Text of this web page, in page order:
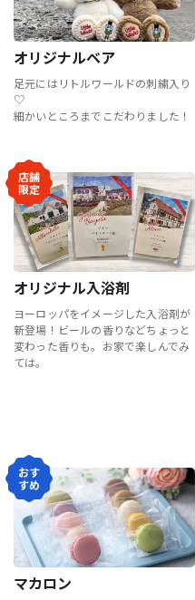
オリジナルベア
足元にはリトルワールドの刺繍入り
♡
細かいところまでこだわりました！
店舗
限定
オリジナル入浴剤
ヨーロッパをイメージした入浴剤が
新登場！ビールの香りなどちょっと
変わった香りも。お家で楽しんでみ
ては。
おす
すめ
マカロン